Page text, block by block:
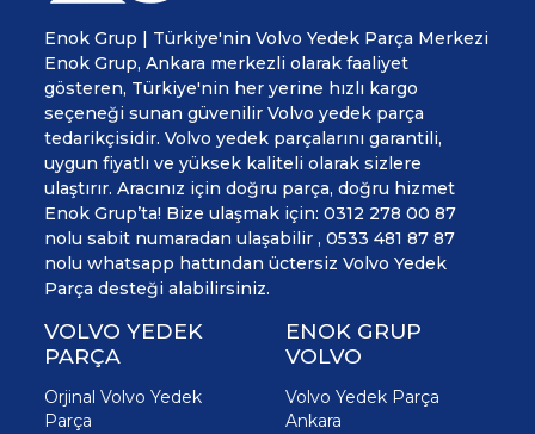
Enok Grup | Türkiye'nin Volvo Yedek Parça Merkezi
Enok Grup, Ankara merkezli olarak faaliyet
gösteren, Türkiye'nin her yerine hızlı kargo
seçeneği sunan güvenilir Volvo yedek parça
tedarikçisidir. Volvo yedek parçalarını garantili,
uygun fiyatlı ve yüksek kaliteli olarak sizlere
ulaştırır. Aracınız için doğru parça, doğru hizmet
Enok Grup’ta! Bize ulaşmak için: 0312 278 00 87
nolu sabit numaradan ulaşabilir , 0533 481 87 87
nolu whatsapp hattından üctersiz Volvo Yedek
Parça desteği alabilirsiniz.
VOLVO YEDEK
PARÇA
Orjinal Volvo Yedek
Parça
ENOK GRUP
VOLVO
Volvo Yedek Parça
Ankara